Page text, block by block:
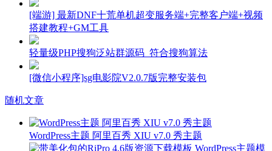
[端游] 最新DNF十荒单机超变服务端+完整客户端+视频
搭建教程+GM工具
轻量级PHP搜狗泛站群源码_符合搜狗算法
[微信小程序]sg电影院V2.0.7版完整安装包
随机文章
WordPress主题 阿里百秀 XIU v7.0 秀主题